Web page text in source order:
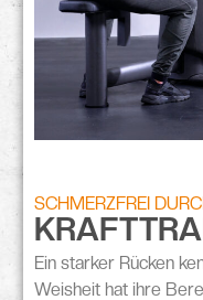
SCHMERZFREI
Ein starker Rücken
Weisheit hat ihre